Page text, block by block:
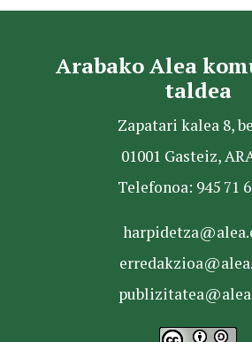
Arabako Alea
taldea
Zapatari kalea 8,
01001 Gasteiz,
Telefonoa: 945 71